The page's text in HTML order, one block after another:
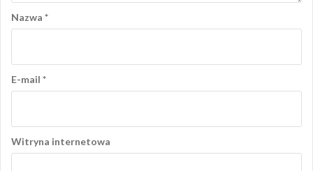
Nazwa *
E-mail *
Witryna internetowa